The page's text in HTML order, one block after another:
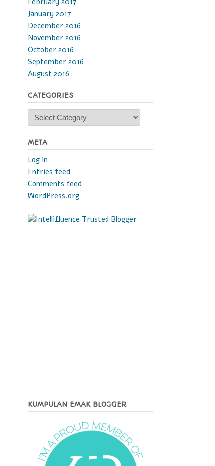
February 2017
January 2017
December 2016
November 2016
October 2016
September 2016
August 2016
CATEGORIES
Categories
META
Log in
Entries feed
Comments feed
WordPress.org
KUMPULAN EMAK BLOGGER